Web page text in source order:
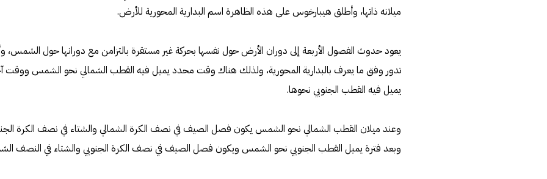
ميلانه ذاتها، وأطلق هيبارخوس على هذه الظاهرة اسم البدارية المحورية للأرض.
يعود حدوث الفصول الأربعة إلى دوران الأرض حول نفسها بحركة غير مستقرة بالتزامن مع دورانها حول الشمس،
تدور وفق ما يعرف بالبدارية المحورية، ولذلك هناك وقت محدد يميل فيه القطب الشمالي نحو الشمس ووقت
يميل فيه القطب الجنوبي نحوها.
وعند ميلان القطب الشمالي نحو الشمس يكون فصل الصيف في نصف الكرة الشمالي والشتاء في نصف الكرة
وبعد فترة يميل القطب الجنوبي نحو الشمس ويكون فصل الصيف في نصف الكرة الجنوبي والشتاء في النصف